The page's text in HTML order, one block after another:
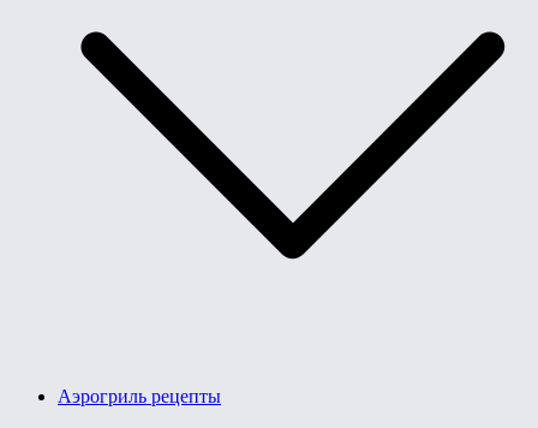
Аэрогриль рецепты